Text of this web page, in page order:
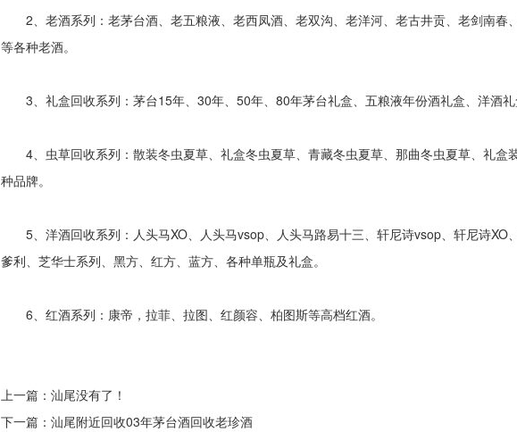
2、老酒系列：老茅台酒、老五粮液、老西凤酒、老双沟、老洋河、老古井贡、老剑南春
等各种老酒。
3、礼盒回收系列：茅台15年、30年、50年、80年茅台礼盒、五粮液年份酒礼盒、洋酒礼
4、虫草回收系列：散装冬虫夏草、礼盒冬虫夏草、青藏冬虫夏草、那曲冬虫夏草、礼盒
种品牌。
5、洋酒回收系列：人头马XO、人头马vsop、人头马路易十三、轩尼诗vsop、轩尼诗XO
爹利、芝华士系列、黑方、红方、蓝方、各种单瓶及礼盒。
6、红酒系列：康帝，拉菲、拉图、红颜容、柏图斯等高档红酒。
上一篇：汕尾没有了！
下一篇：汕尾附近回收03年茅台酒回收老珍酒